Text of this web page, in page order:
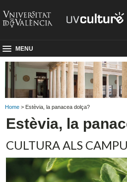
MENU
Home > Estèvia, la panacea dolça?
Estèvia, la
CULTURA ALS